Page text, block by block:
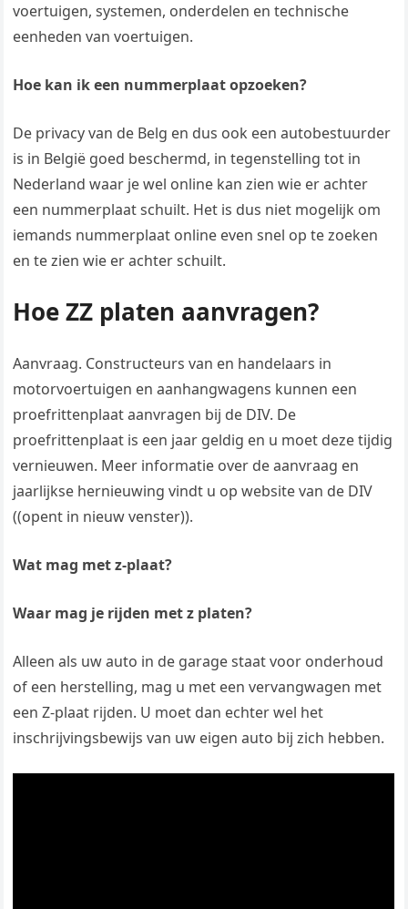
voertuigen, systemen, onderdelen en technische
eenheden van voertuigen.
Hoe kan ik een nummerplaat opzoeken?
De privacy van de Belg en dus ook een autobestuurder
is in België goed beschermd, in tegenstelling tot in
Nederland waar je wel online kan zien wie er achter
een nummerplaat schuilt. Het is dus niet mogelijk om
iemands nummerplaat online even snel op te zoeken
en te zien wie er achter schuilt.
Hoe ZZ platen aanvragen?
Aanvraag. Constructeurs van en handelaars in
motorvoertuigen en aanhangwagens kunnen een
proefrittenplaat aanvragen bij de DIV. De
proefrittenplaat is een jaar geldig en u moet deze tijdig
vernieuwen. Meer informatie over de aanvraag en
jaarlijkse hernieuwing vindt u op website van de DIV
((opent in nieuw venster)).
Wat mag met z-plaat?
Waar mag je rijden met z platen?
Alleen als uw auto in de garage staat voor onderhoud
of een herstelling, mag u met een vervangwagen met
een Z-plaat rijden. U moet dan echter wel het
inschrijvingsbewijs van uw eigen auto bij zich hebben.